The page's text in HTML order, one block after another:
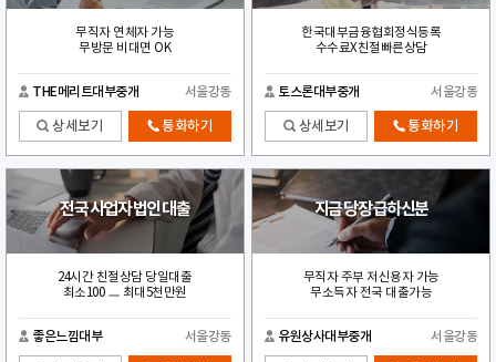
무직자 연체자 가능
무방문 비대면 OK
THE메리트대부중개 서울강동
상세보기 통화하기
한국대부금융협회정식등록
수수료X친절빠른상담
토스론대부중개 서울강동
상세보기 통화하기
전국 사업자 법인 대출
24시간 친절상담 당일대출
최소100 ㅡ 최대5천만원
좋은느낌대부 서울강동
지금 당장 급하신분
무직자 주부 저신용자 가능
무소득자 전국 대출가능
유원상사대부중개 서울강동